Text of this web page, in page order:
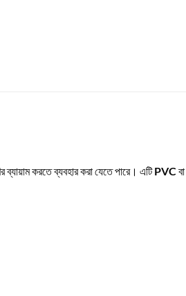
করতে ব্যবহার করা যেতে পারে। এটিPVCবা